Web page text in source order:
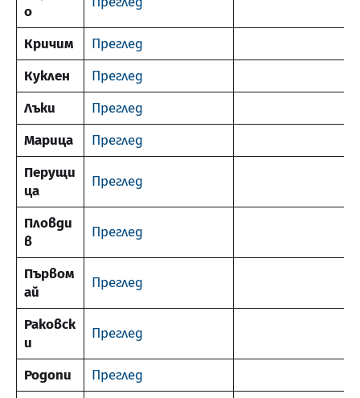
о
Кричим
Преглед
Куклен
Преглед
Лъки
Преглед
Марица
Преглед
Перущи
ца
Преглед
Пловди
в
Преглед
Първом
ай
Преглед
Раковск
и
Преглед
Родопи
Преглед